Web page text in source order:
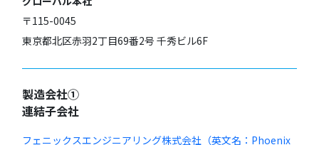
〒115-0045
東京都北区赤羽2丁目69番2号 千秀ビル6F
製造会社①
連結子会社
フェニックスエンジニアリング株式会社（英文名：Phoenix